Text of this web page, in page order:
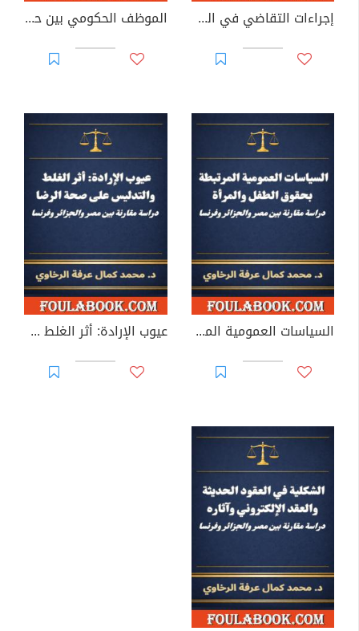
إجراءات التقاضي في القانون الإداري: دراسة مقارنة بين مصر والجزائر وفرنسا الموظف الحكومي بين حماية القضاء وضماناته القانونية
السياسات العمومية المرتبطة بحقوق الطفل والمرأة عيوب الإرادة: أثر الغلط والتدليس على صحة الرضا